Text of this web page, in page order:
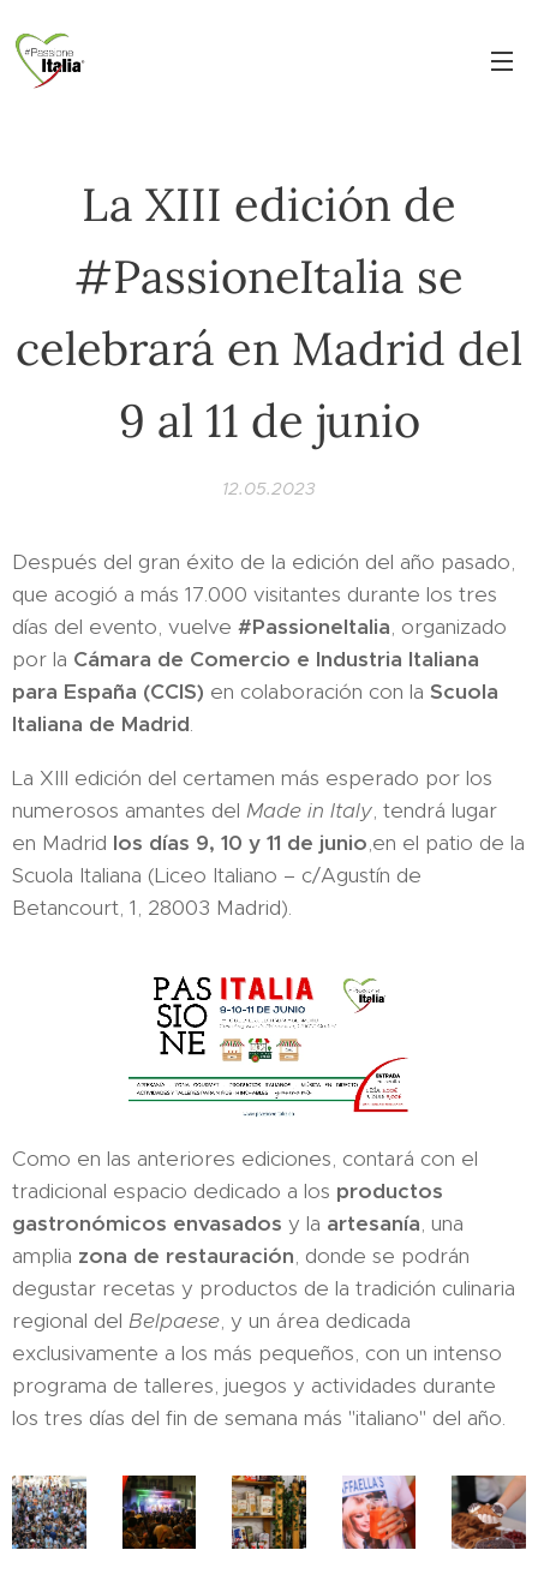
La XIII edición de
#PassioneItalia se
celebrará en Madrid del
9 al 11 de junio
12.05.2023
Después del gran éxito de la edición del año pasado,
que acogió a más 17.000 visitantes durante los tres
días del evento, vuelve #PassioneItalia, organizado
por la Cámara de Comercio e Industria Italiana
para España (CCIS) en colaboración con la Scuola
Italiana de Madrid.
La XIII edición del certamen más esperado por los
numerosos amantes del Made in Italy, tendrá lugar
en Madrid los días 9, 10 y 11 de junio,en el patio de la
Scuola Italiana (Liceo Italiano – c/Agustín de
Betancourt, 1, 28003 Madrid).
Como en las anteriores ediciones, contará con el
tradicional espacio dedicado a los productos
gastronómicos envasados y la artesanía, una
amplia zona de restauración, donde se podrán
degustar recetas y productos de la tradición culinaria
regional del Belpaese, y un área dedicada
exclusivamente a los más pequeños, con un intenso
programa de talleres, juegos y actividades durante
los tres días del fin de semana más "italiano" del año.